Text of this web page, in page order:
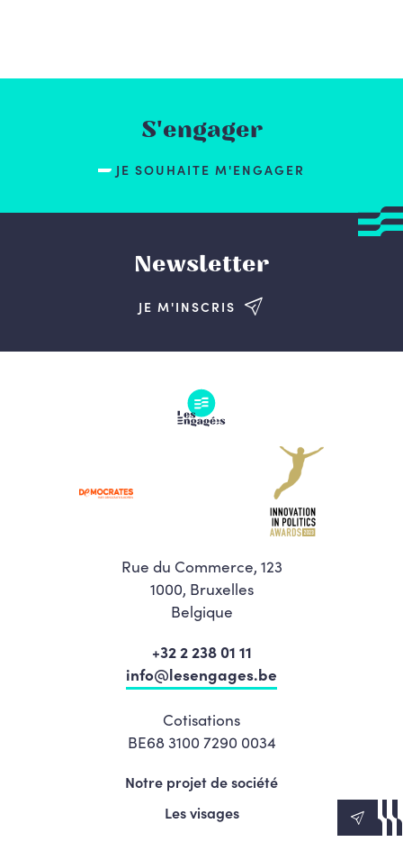
S'engager
JE SOUHAITE M'ENGAGER
Newsletter
JE M'INSCRIS
Rue du Commerce, 123
1000, Bruxelles
Belgique
+32 2 238 01 11
info@lesengages.be
Cotisations
BE68 3100 7290 0034
Notre projet de société
Les visages